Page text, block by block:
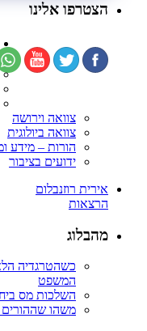
הצטרפו אלינו
צוואה וירושה
צוואה ביולוגית
הורות – מידע
ידועים בציבור
אירית רוזנבלום
הרצאות
מהבלוג
כשהטרגדיה
המשפט
השלכות מס
משהו